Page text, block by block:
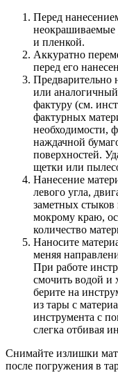
Перед
неокрашиваемые
и пленкой.
Аккуратно
перед его
Предварительно
или
фактуру (см.
фактурных
необходимости,
наждачной
поверхностей.
щетки или
Нанесение
левого угла,
заметных стыков
мокрому краю,
количество
Наносите
меняя
При работе
смочить водой и
берите на
из тары с
инструмента с
слегка отбивая
Снимайте излишки
после погружения в